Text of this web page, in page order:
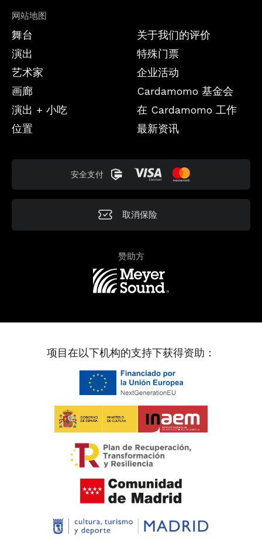
网站地图
舞台
演出
艺术家
画廊
演出 + 小吃
位置
关于我们的评价
特殊门票
企业活动
Cardamomo 基金会
在 Cardamomo 工作
最新资讯
安全支付
取消保险
赞助方
项目在以下机构的支持下获得资助：